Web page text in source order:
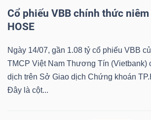
Cổ phiếu VBB chính thức
HOSE
Ngày 14/07, gần 1.08 tỷ cổ phiếu VBB
TMCP Việt Nam Thương Tín (Vietbank)
dịch trên Sở Giao dịch Chứng khoán
Đây là cột...